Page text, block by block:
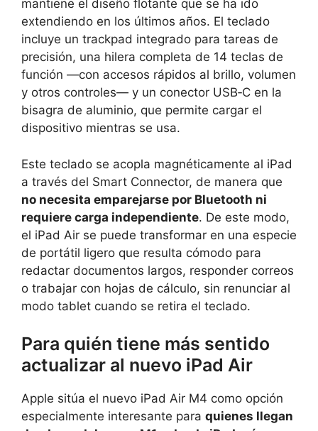
mantiene el diseño flotante que se ha ido
extendiendo en los últimos años. El teclado
incluye un trackpad integrado para tareas de
precisión, una hilera completa de 14 teclas de
función —con accesos rápidos al brillo, volumen
y otros controles— y un conector USB‑C en la
bisagra de aluminio, que permite cargar el
dispositivo mientras se usa.
Este teclado se acopla magnéticamente al iPad
a través del Smart Connector, de manera que
no necesita emparejarse por Bluetooth ni
requiere carga independiente. De este modo,
el iPad Air se puede transformar en una especie
de portátil ligero que resulta cómodo para
redactar documentos largos, responder correos
o trabajar con hojas de cálculo, sin renunciar al
modo tablet cuando se retira el teclado.
Para quién tiene más sentido
actualizar al nuevo iPad Air
Apple sitúa el nuevo iPad Air M4 como opción
especialmente interesante para quienes llegan